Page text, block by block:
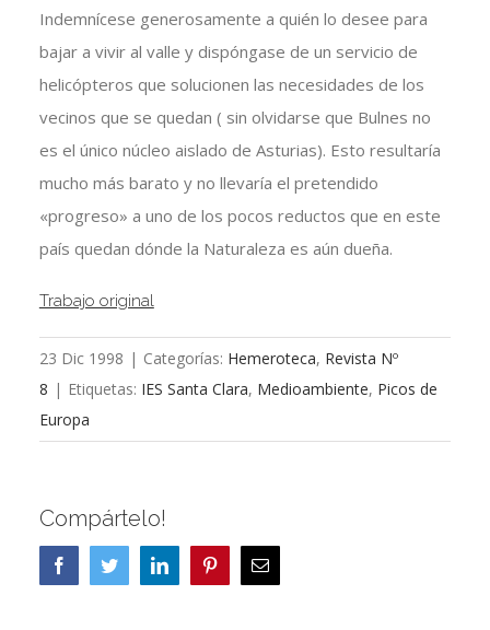
Indemnícese generosamente a quién lo desee para
bajar a vivir al valle y dispóngase de un servicio de
helicópteros que solucionen las necesidades de los
vecinos que se quedan ( sin olvidarse que Bulnes no
es el único núcleo aislado de Asturias). Esto resultaría
mucho más barato y no llevaría el pretendido
«progreso» a uno de los pocos reductos que en este
país quedan dónde la Naturaleza es aún dueña.
Trabajo original
23 Dic 1998 | Categorías: Hemeroteca, Revista Nº
8 | Etiquetas: IES Santa Clara, Medioambiente, Picos de
Europa
Compártelo!
FacebookTwitterLinkedInPinterestCorreo
electrónico